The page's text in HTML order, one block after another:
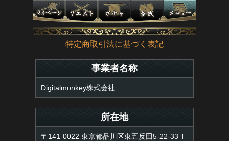
特定商取引法に基づく表記
事業者名称
Digitalmonkey株式会社
所在地
〒141-0022 東京都品川区東五反田5-22-33 T